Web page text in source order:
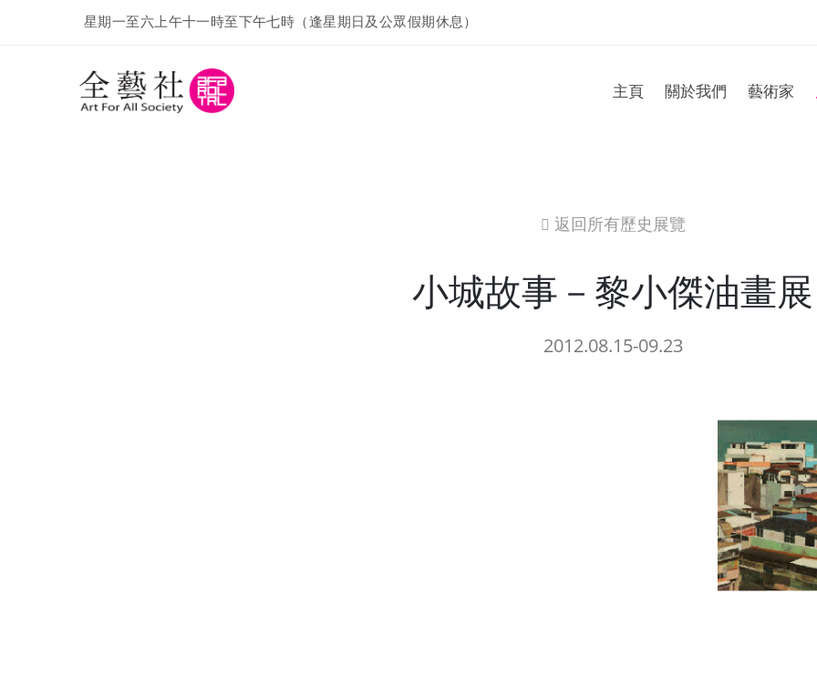
星期一至六上午十一時至下午七時（逢星期日及公眾假期休息）
主頁 關於我們 藝術家
icon
返回所有歷史展覽
小城故事－黎小傑油畫展
2012.08.15-09.23